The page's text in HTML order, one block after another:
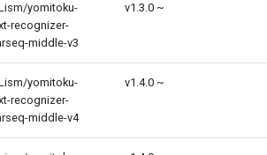
yomitoku-
recognizer-
middle-v3
v1.3.0 ~
yomitoku-
recognizer-
middle-v4
v1.4.0 ~